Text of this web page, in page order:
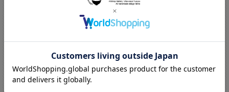
角好司/Koshi Kado (Japan,Ishikawa 1949 -
1949 石川県輪島市生まれ 1969 蒔絵師 村木文三郎氏に師事
1974 稲舟町に独立 1982 日本海造型会議に参加 石川県立美
術館（～’88） 1984 EST・立体展 石川県立美術館（～’85）